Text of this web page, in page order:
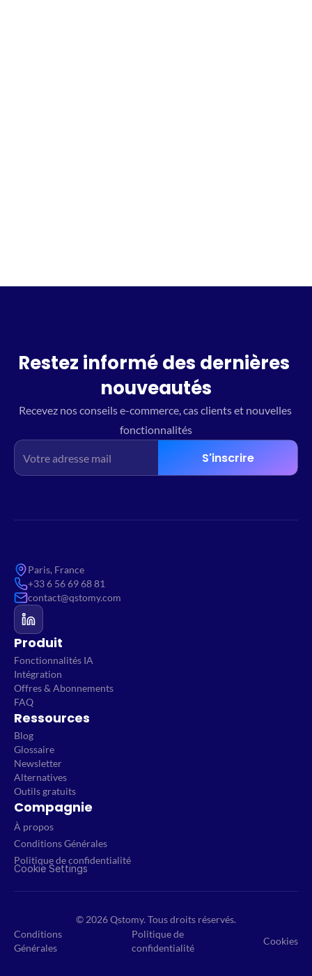
Restez informé des dernières
nouveautés
Recevez nos conseils e-commerce, cas clients et nouvelles
fonctionnalités
S'inscrire
Paris, France
+33 6 56 69 68 81
contact@qstomy.com
Produit
Fonctionnalités IA
Intégration
Offres & Abonnements
FAQ
Ressources
Blog
Glossaire
Newsletter
Alternatives
Outils gratuits
Compagnie
À propos
Conditions Générales
Politique de confidentialité
Cookie Settings
© 2026 Qstomy. Tous droits réservés.
Conditions
Générales
Politique de
confidentialité
Cookies